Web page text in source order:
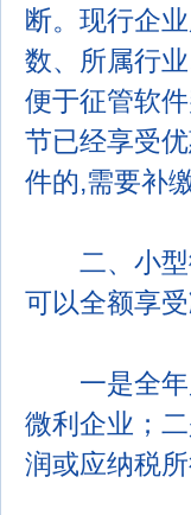
断。现行企
数、所属行
便于征管软
节已经享受
件的,需要补
二、小型
可以全额享
一是全年
微利企业；
润或应纳税